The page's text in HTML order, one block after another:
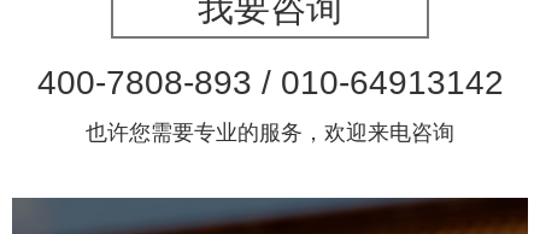
400-7808-893 / 010-64913142
也许您需要专业的服务，欢迎来电咨询